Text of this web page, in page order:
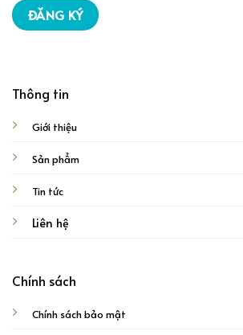
Thông tin
Giới thiệu
Sản phẩm
Tin tức
Liên hệ
Chính sách
Chính sách bảo mật